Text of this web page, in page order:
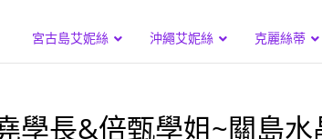
宮古島艾妮絲 沖繩艾妮絲 克麗絲蒂
學長&倍甄學姐~關島水